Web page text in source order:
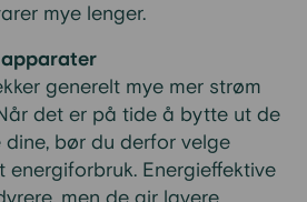
mye lenger.
generelt mye mer strøm
det er på tide å bytte ut de
bør du derfor velge
Energieffektive